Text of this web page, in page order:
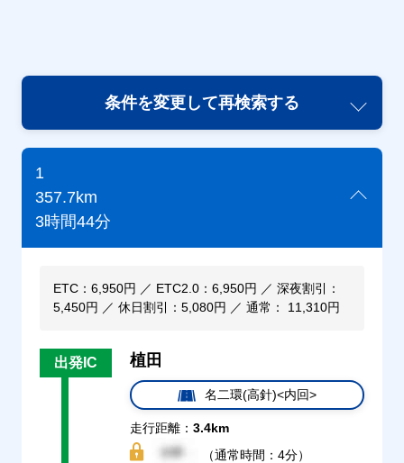
条件を変更して再検索する
1
357.7km
3時間44分
ETC：6,950円 ／ ETC2.0：6,950円 ／ 深夜割引：
5,450円 ／ 休日割引：5,080円 ／ 通常： 11,310円
出発IC 植田
名二環(高針)<内回>
走行距離： 3.4km
（通常時間：4分）